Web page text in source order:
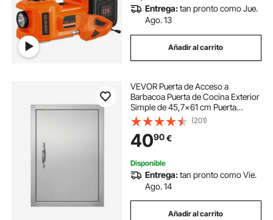
Entrega:tan pronto como Jue.
Ago. 13
Añadir al carrito
VEVOR Puerta de Acceso a
Barbacoa Puerta de Cocina Exterior
Simple de 45,7x61 cm Puerta
Empotrada de Acero Inoxidable con
Manija Empotrada para Isla de
Barbacoa, Estación de Parrilla,
Armario Exterior
(201)
4090€
Disponible
Entrega:tan pronto como Vie.
Ago. 14
Añadir al carrito